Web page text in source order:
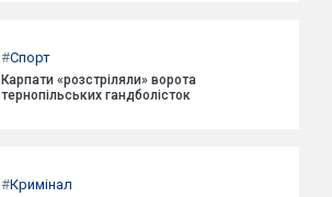
#Спорт
Карпати «розстріляли» ворота
тернопільських гандболісток
#Кримінал